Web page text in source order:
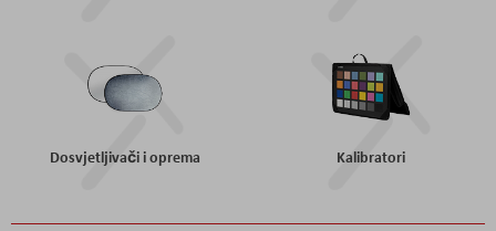
Dosvjetljivači i oprema Kalibratori